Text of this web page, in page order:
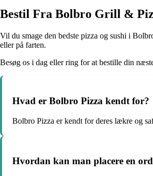
Bestil Fra Bolbro Grill &
Vil du smage den bedste pizza og sushi i
eller på farten.
Besøg os i dag eller ring for at bestille din
Hvad er Bolbro Pizza kendt for?
Bolbro Pizza er kendt for deres lækre og
Hvordan kan man placere en